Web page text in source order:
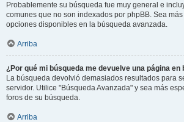
Probablemente su búsqueda fue muy general e
comunes que no son indexados por phpBB. Sea
opciones disponibles en la búsqueda avanzada.
Arriba
¿Por qué mi búsqueda me devuelve una página en
La búsqueda devolvió demasiados resultados para
servidor. Utilice "Búsqueda Avanzada" y sea más
foros de su búsqueda.
Arriba